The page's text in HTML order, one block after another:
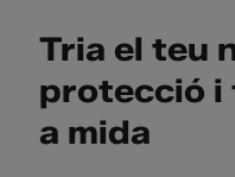
Tria el teu
protecció i
a mida